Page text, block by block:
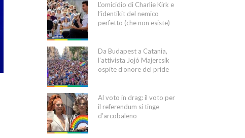
L’omicidio di Charlie Kirk e
l’identikit del nemico
perfetto (che non esiste)
Da Budapest a Catania,
l’attivista Jojó Majercsik
ospite d’onore del pride
Al voto in drag: il voto per
il referendum si tinge
d’arcobaleno